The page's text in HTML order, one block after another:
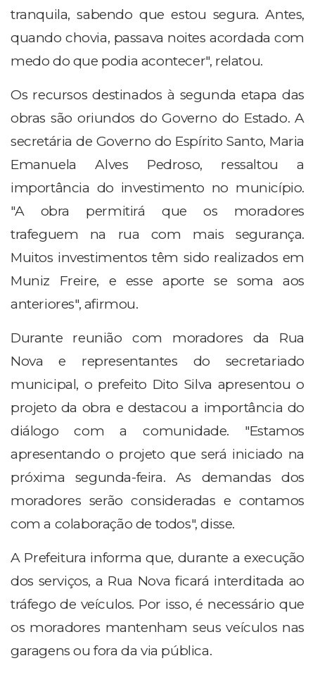
tranquila, sabendo que estou segura. Antes,
quando chovia, passava noites acordada com
medo do que podia acontecer", relatou.
Os recursos destinados à segunda etapa das
obras são oriundos do Governo do Estado. A
secretária de Governo do Espírito Santo, Maria
Emanuela Alves Pedroso, ressaltou a
importância do investimento no município.
"A obra permitirá que os moradores
trafeguem na rua com mais segurança.
Muitos investimentos têm sido realizados em
Muniz Freire, e esse aporte se soma aos
anteriores", afirmou.
Durante reunião com moradores da Rua
Nova e representantes do secretariado
municipal, o prefeito Dito Silva apresentou o
projeto da obra e destacou a importância do
diálogo com a comunidade. "Estamos
apresentando o projeto que será iniciado na
próxima segunda-feira. As demandas dos
moradores serão consideradas e contamos
com a colaboração de todos", disse.
A Prefeitura informa que, durante a execução
dos serviços, a Rua Nova ficará interditada ao
tráfego de veículos. Por isso, é necessário que
os moradores mantenham seus veículos nas
garagens ou fora da via pública.